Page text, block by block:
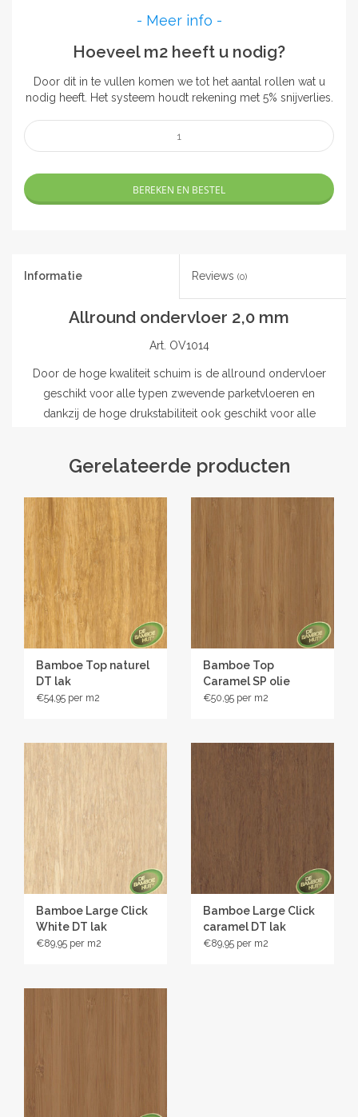
- Meer info -
Hoeveel m2 heeft u nodig?
Door dit in te vullen komen we tot het aantal rollen wat u
nodig heeft. Het systeem houdt rekening met 5% snijverlies.
BEREKEN EN BESTEL
Informatie Reviews (0)
Allround ondervloer 2,0 mm
Art. OV1014
Door de hoge kwaliteit schuim is de allround ondervloer
geschikt voor alle typen zwevende parketvloeren en
dankzij de hoge drukstabiliteit ook geschikt voor alle
warmteweerstand. Dankzij de overlap en plakstrip heb je
• Hoge kwaliteit ondervloer op basis van geslotencellige
polyolefineschuim
• Hoge druksterkte en dynamische belastbaarheid, hierdoor
geschikt voor alle type klikverbindingen
• Bestaat voor 90% uit natuurlijke grondstoffen
• Goede loop- en contactgeluidreductie
• Met geïntegreerd vochtscherm
Geschikt voor vloerverwarming en koeling
Vochtwerend
Reductie contactgeluid 10dB nee
Gerelateerde producten
Bamboe Top naturel
DT lak
€54,95
Bamboe Top
Caramel SP olie
€50,95
Bamboe Large Click
White DT lak
€89,95
Bamboe Large Click
caramel DT lak
€89,95